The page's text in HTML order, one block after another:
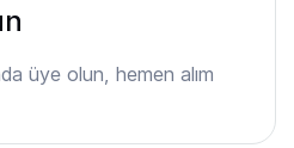
üye olun, hemen alım